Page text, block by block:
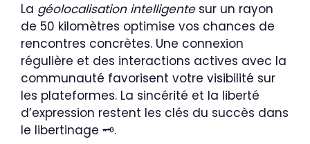
La géolocalisation intelligentesur un rayon
de 50 kilomètres optimise vos chances de
rencontres concrètes. Une connexion
régulière et des interactions actives avec la
communauté favorisent votre visibilité sur
les plateformes. La sincérité et la liberté
d’expression restent les clés du succès dans
le libertinage 🗝️.